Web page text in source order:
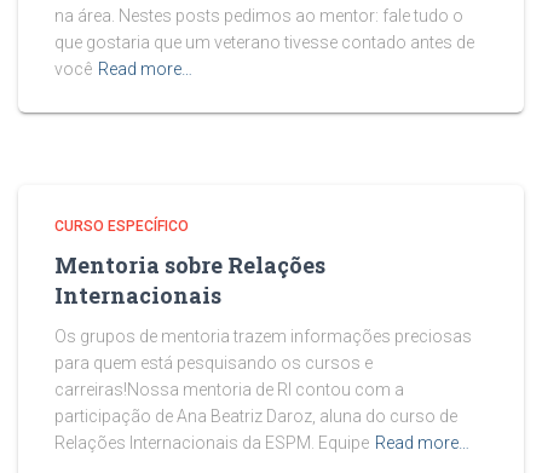
na área. Nestes posts pedimos ao mentor: fale tudo o
que gostaria que um veterano tivesse contado antes de
você Read more…
CURSO ESPECÍFICO
Mentoria sobre Relações
Internacionais
Os grupos de mentoria trazem informações preciosas
para quem está pesquisando os cursos e
carreiras!Nossa mentoria de RI contou com a
participação de Ana Beatriz Daroz, aluna do curso de
Relações Internacionais da ESPM. Equipe Read more…